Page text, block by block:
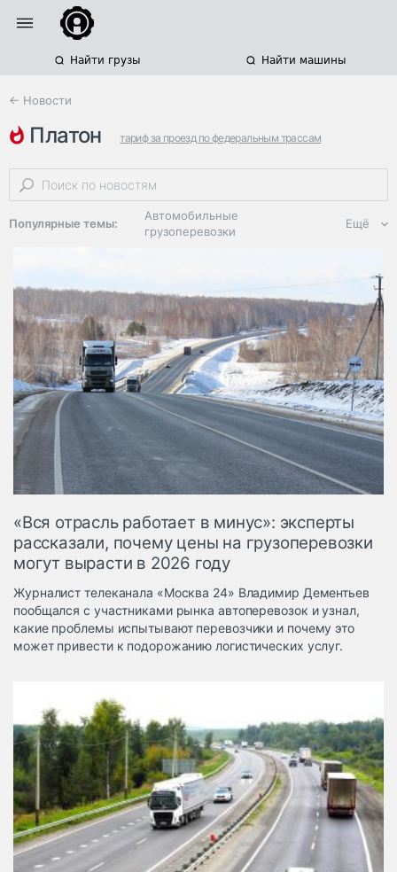
Найти грузы Найти машины
← Новости
платон тариф за проезд по федеральным трассам
автомобильные грузоперевозки
тариф за проезд по региональным трассам
Популярные темы:
Автомобильные
грузоперевозки
ЭДО, ИТ в
логистике
Дороги,
инфраструктура
Логистика, грузы
Негабаритные и
Безопасность и
страхование
Таможня и ВЭД
Склады и
терминалы
Коммерческий
транспорт
запчасти, шины
Топливо, масла и
автохимия
Дзен
Ещё
«Вся отрасль работает в минус»: эксперты
рассказали, почему цены на грузоперевозки
могут вырасти в 2026 году
Журналист телеканала «Москва 24» Владимир Дементьев
пообщался с участниками рынка автоперевозок и узнал,
какие проблемы испытывают перевозчики и почему это
может привести к подорожанию логистических услуг.